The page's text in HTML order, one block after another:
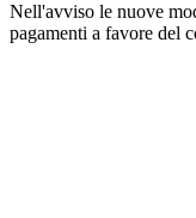
Nell'avviso le nuove
pagamenti a favore del